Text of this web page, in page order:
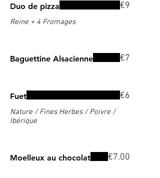
Duo de pizza
Reine + 4 Fromages
€9
Baguettine Alsacienne €7
Fuet
Nature / Fines Herbes / Poivre /
Ibérique
€6
Moelleux au chocolat €7.00